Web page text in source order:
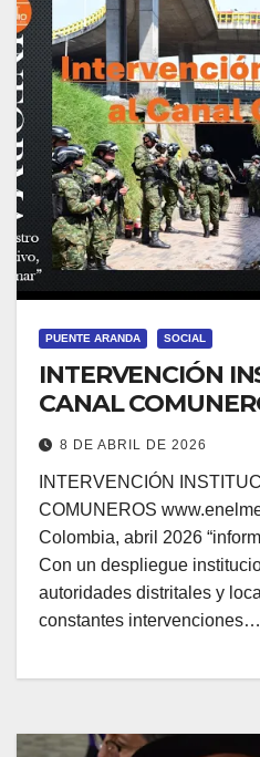
PUENTE ARANDA SOCIAL
INTERVENCIÓN
CANAL
8 DE ABRIL DE 2026
INTERVENCIÓN
COMUNEROS
Colombia, abril 2026
Con un despliegue
autoridades distritales y
constantes intervenciones…